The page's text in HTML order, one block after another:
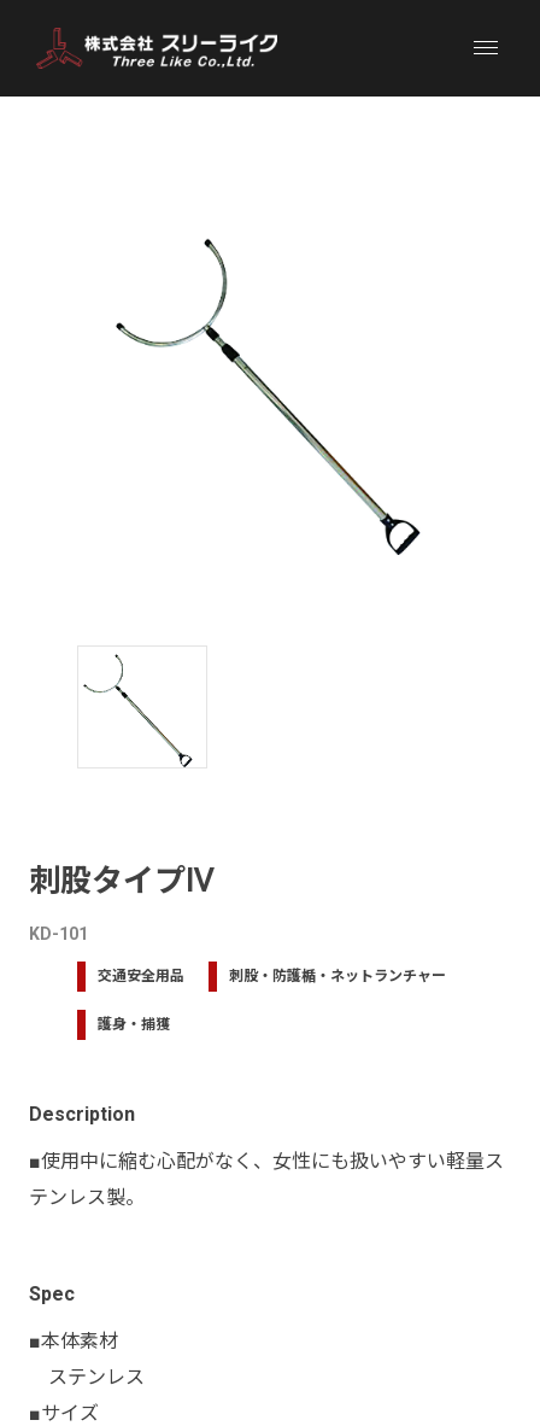
刺股タイプⅣ
KD-101
交通安全用品 刺股・防護楯・ネットランチャー
護身・捕獲
Description
■使用中に縮む心配がなく、女性にも扱いやすい軽量ス
テンレス製。
Spec
■本体素材
ステンレス
■サイズ